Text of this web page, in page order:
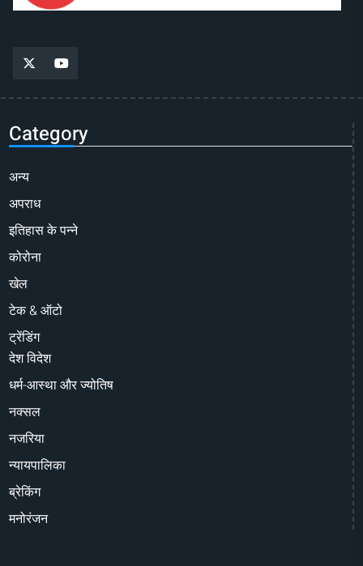
Category
अन्य
अपराध
इतिहास के पन्ने
कोरोना
खेल
टेक & ऑटो
ट्रेंडिंग
देश विदेश
धर्म-आस्था और ज्योतिष
नक्सल
नजरिया
न्यायपालिका
ब्रेकिंग
मनोरंजन